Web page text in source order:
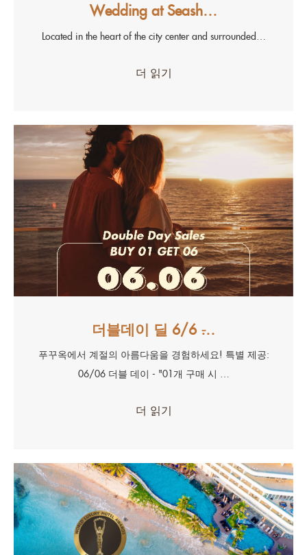
Wedding at Seash…
Located in the heart of the city center and surrounded…
더 읽기
더블데이 딜 6/6 ̵…
푸꾸옥에서 계절의 아름다움을 경험하세요! 특별 제공:
06/06 더블 데이 - "01개 구매 시 …
더 읽기